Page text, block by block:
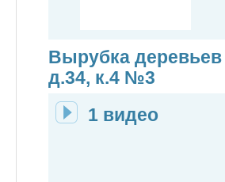
Вырубка деревьев
д.34, к.4 №3
1 видео